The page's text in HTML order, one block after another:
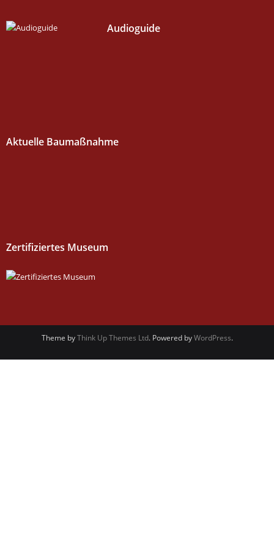
Audioguide
Aktuelle Baumaßnahme
Zertifiziertes Museum
Theme byThink Up Themes Ltd. Powered byWordPress.